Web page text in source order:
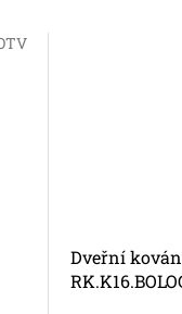
Dveřní